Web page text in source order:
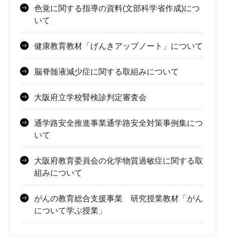
色覚に関する指導の資料(文部科学省作成)につ
いて
健康教育教材「げんきアップノート」について
脳脊髄液減少症に関する取組みについて
大阪府立学校腎検診判定審査会
通学路安全推進事業通学路安全対策事例集につ
いて
大阪府教育委員会の化学物質過敏症に関する取
組みについて
がんの教育総合支援事業 研究授業教材「がん
について学ぶ授業」